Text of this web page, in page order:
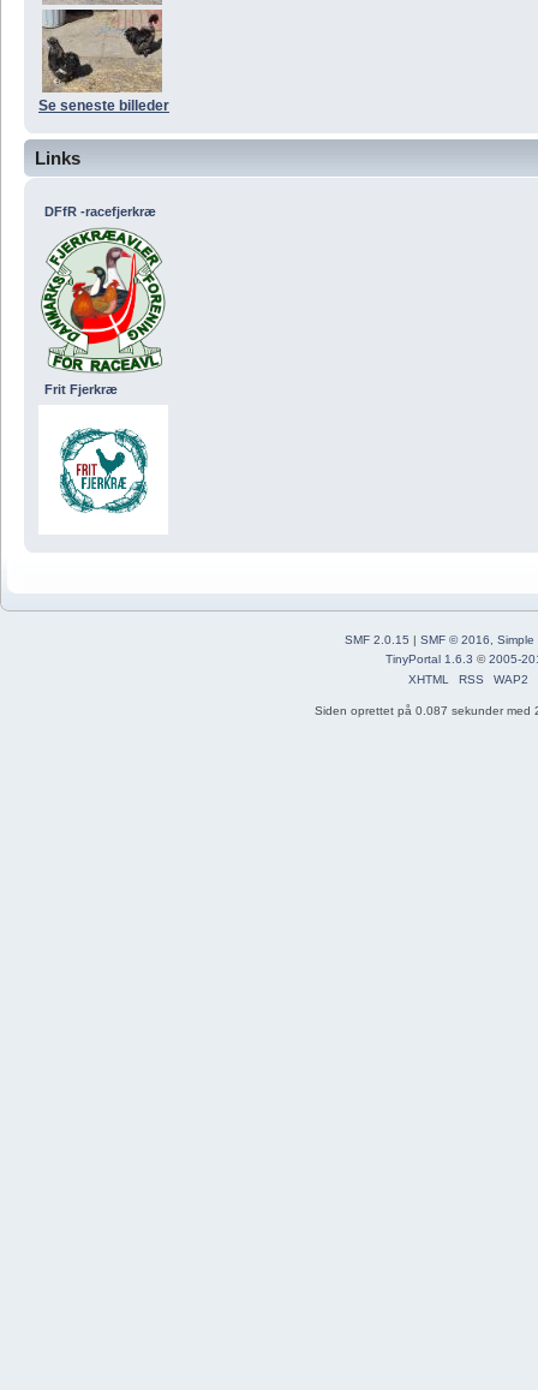
Se seneste billeder
Links
DFfR -racefjerkræ
Frit Fjerkræ
SMF 2.0.15 | SMF © 2016
Simple
TinyPortal 1.6.3 ©2005-
XHTML
RSS WAP2
Siden oprettet på 0.087 sekunder med